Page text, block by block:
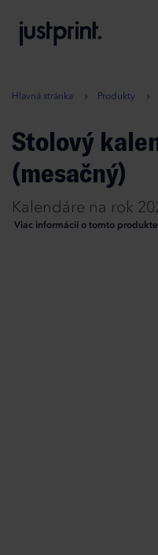
A
Hlavná stránka Produkty
Stolový kalendár so špirálou
(mesačný)
Kalendáre na rok
Viac informácií o tomto produkte